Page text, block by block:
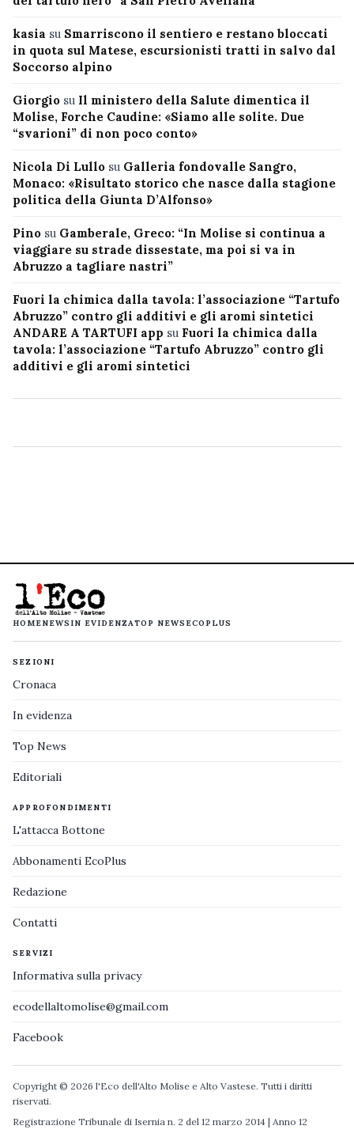
kasia su Smarriscono il sentiero e restano bloccati
in quota sul Matese, escursionisti tratti in salvo dal
Soccorso alpino
Giorgio su Il ministero della Salute dimentica il
Molise, Forche Caudine: «Siamo alle solite. Due
“svarioni” di non poco conto»
Nicola Di Lullo su Galleria fondovalle Sangro,
Monaco: «Risultato storico che nasce dalla stagione
politica della Giunta D’Alfonso»
Pino su Gamberale, Greco: “In Molise si continua a
viaggiare su strade dissestate, ma poi si va in
Abruzzo a tagliare nastri”
Fuori la chimica dalla tavola: l’associazione “Tartufo
Abruzzo” contro gli additivi e gli aromi sintetici
ANDARE A TARTUFI app su Fuori la chimica dalla
tavola: l’associazione “Tartufo Abruzzo” contro gli
additivi e gli aromi sintetici
HOMENEWS IN EVIDENZATOP NEWS ECOPLUS
SEZIONI
Cronaca
In evidenza
Top News
Editoriali
APPROFONDIMENTI
L'attacca Bottone
Abbonamenti EcoPlus
Redazione
Contatti
SERVIZI
Informativa sulla privacy
ecodellaltomolise@gmail.com
Facebook
Copyright © 2026 l'Eco dell'Alto Molise e Alto Vastese. Tutti i diritti
riservati.
Registrazione Tribunale di Isernia n. 2 del 12 marzo 2014 | Anno 12